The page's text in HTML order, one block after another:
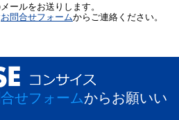
ールをお送りします。
お問合せフォームからご連絡ください。
せフォームからお願いい